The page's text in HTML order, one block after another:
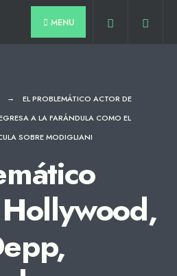
MENU
EL PROBLEMÁTICO ACTOR DE
A LA FARÁNDULA COMO EL
SOBRE MODIGLIANI